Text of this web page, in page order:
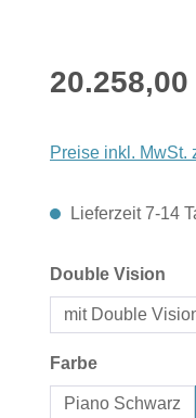
Regulärer Preis:
20.258,00
Preise inkl. MwSt.
Lieferzeit 7-14
Double Vision
mit Double
Farbeauswählen
Piano Schwarz